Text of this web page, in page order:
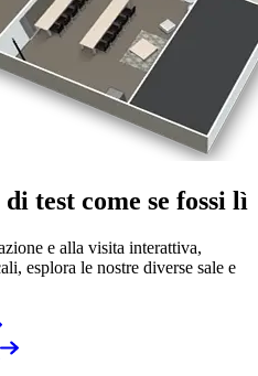
test come se fossi lì
e alla visita interattiva,
esplora le nostre diverse sale e